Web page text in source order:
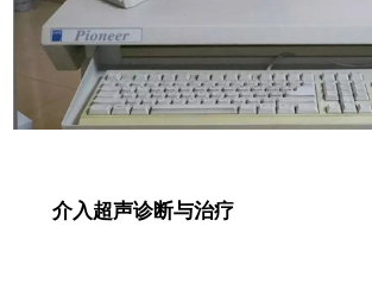
介入超声诊断与治疗